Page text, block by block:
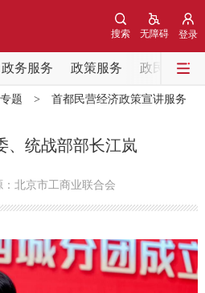
登录
无障碍
搜索
政务服务 政策服务 政民互动
国务院信息 中央部委动态
会议信息 部门动态
机构职能
专题 > 首都民营经济政策宣讲服务
、统战部部长江岚
：北京市工商业联合会